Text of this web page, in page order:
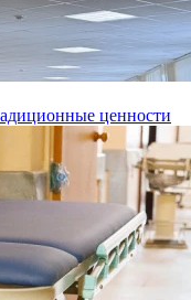
ценности